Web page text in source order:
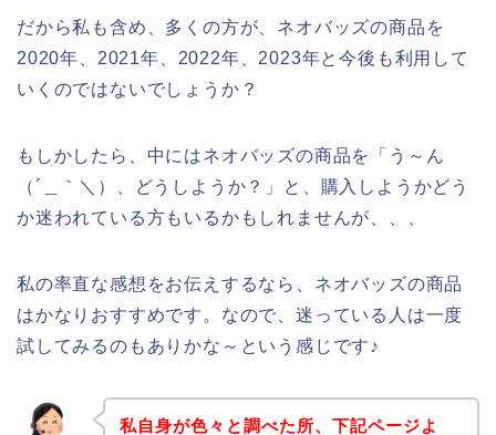
だから私も含め、多くの方が、ネオバッズの商品を
2020年、2021年、2022年、2023年と今後も利用して
いくのではないでしょうか？
もしかしたら、中にはネオバッズの商品を「う～ん
（´＿｀＼）、どうしようか？」と、購入しようかどう
か迷われている方もいるかもしれませんが、、、
私の率直な感想をお伝えするなら、ネオバッズの商品
はかなりおすすめです。なので、迷っている人は一度
試してみるのもありかな～という感じです♪
私自身が色々と調べた所、下記ページよ